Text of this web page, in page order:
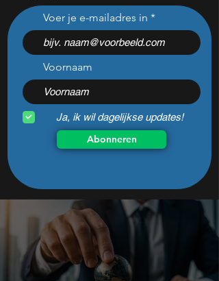
Beleggers dumpen dit
chipaandeel maar Wall
Street ziet een zeldzame
koopkans
Voer je e-mailadres in
Voornaam
Ja, ik wil dagelijkse updates!
Abonneren